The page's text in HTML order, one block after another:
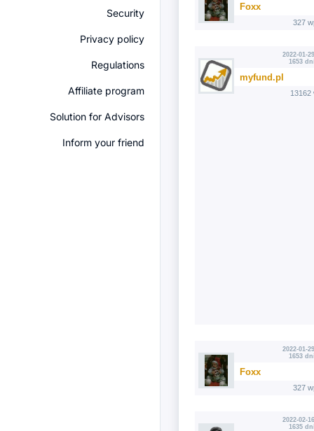
Security
Privacy policy
Regulations
Affiliate program
Solution for Advisors
Inform your friend
Foxx
327
2022-01-
1653
myfund.pl
13162
2022-01-
1653
Foxx
327
2022-02-
1635